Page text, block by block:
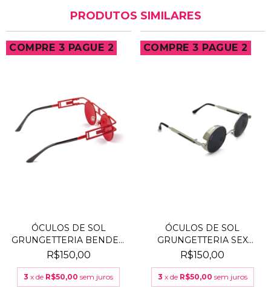
PRODUTOS SIMILARES
COMPRE 3 PAGUE 2
ÓCULOS DE SOL
GRUNGETTERIA BENDER
VERMEL...
R$150,00
3 x de R$50,00 sem juros
COMPRE 3 PAGUE 2
ÓCULOS DE SOL
GRUNGETTERIA SEX
MACHINE P...
R$150,00
3 x de R$50,00 sem juros